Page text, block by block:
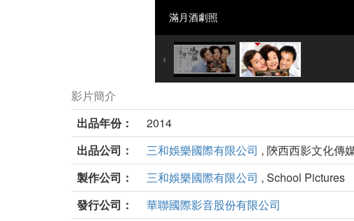
滿月酒劇照
影片簡介
出品年份：
2014
出品公司：
三和娛樂國際有限公司 , 陝西西影文化傳
製作公司：
三和娛樂國際有限公司 , School Pictures
發行公司：
華聯國際影音股份有限公司